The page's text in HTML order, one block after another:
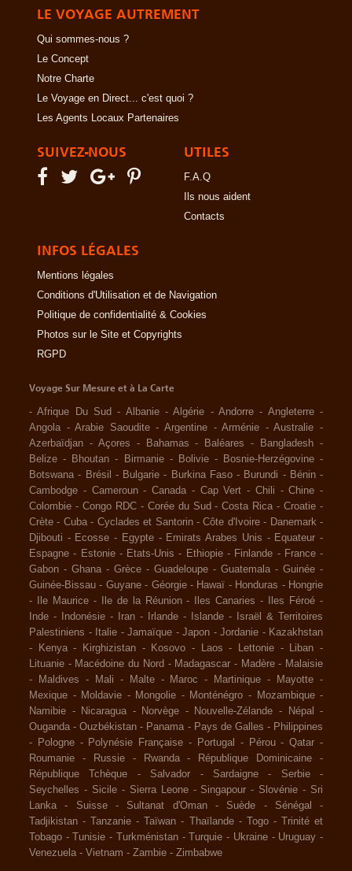
LE VOYAGE AUTREMENT
Qui sommes-nous ?
Le Concept
Notre Charte
Le Voyage en Direct... c'est quoi ?
Les Agents Locaux Partenaires
SUIVEZ-NOUS UTILES
F.A.Q
Ils nous aident
Contacts
INFOS LÉGALES
Mentions légales
Conditions d'Utilisation et de Navigation
Politique de confidentialité & Cookies
Photos sur le Site et Copyrights
RGPD
Voyage Sur Mesure et à La Carte
-Afrique Du Sud - Albanie -Algérie -Andorre - Angleterre -
Angola -Arabie Saoudite -Argentine -Arménie -Australie -
Azerbaïdjan - Açores - Bahamas - Baléares - Bangladesh -
Belize - Bhoutan - Birmanie - Bolivie - Bosnie-Herzégovine -
Botswana - Brésil - Bulgarie - Burkina Faso - Burundi - Bénin -
Cambodge - Cameroun - Canada - Cap Vert - Chili -Chine -
Colombie - Congo RDC - Corée du Sud -Costa Rica -Croatie -
Crète - Cuba - Cyclades et Santorin -Côte d'Ivoire - Danemark -
Djibouti - Ecosse - Egypte - Emirats Arabes Unis - Equateur -
Espagne - Estonie - Etats-Unis - Ethiopie - Finlande - France -
Gabon - Ghana - Grèce - Guadeloupe - Guatemala - Guinée -
Guinée-Bissau - Guyane - Géorgie - Hawaï - Honduras - Hongrie
-
Ile Maurice - Ile de la Réunion - Iles Canaries - Iles Féroé -
Inde - Indonésie - Iran - Irlande - Islande -
Israël & Territoires
Palestiniens - Italie - Jamaïque - Japon - Jordanie - Kazakhstan
-
Kenya - Kirghizistan - Kosovo - Laos - Lettonie - Liban -
Lituanie - Macédoine du Nord - Madagascar - Madère - Malaisie
-
Maldives - Mali - Malte - Maroc - Martinique - Mayotte -
Mexique - Moldavie - Mongolie - Monténégro - Mozambique -
Namibie - Nicaragua - Norvège - Nouvelle-Zélande - Népal
-
Ouganda -Ouzbékistan - Panama - Pays de Galles - Philippines
-
Pologne - Polynésie Française - Portugal - Pérou -Qatar -
Roumanie
- Russie - Rwanda - République Dominicaine
-
République Tchèque
- Salvador - Sardaigne - Serbie
-
Seychelles - Sicile - Sierra Leone - Singapour - Slovénie - Sri
Lanka
- Suisse - Sultanat d'Oman - Suède - Sénégal
-
Tadjikistan -Tanzanie -Taïwan - Thaïlande - Togo - Trinité et
Tobago -Tunisie - Turkménistan -Turquie - Ukraine - Uruguay -
Venezuela - Vietnam - Zambie - Zimbabwe